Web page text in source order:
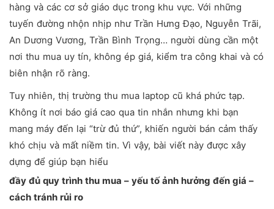
hàng và các cơ sở giáo dục trong khu vực. Với những
tuyến đường nhộn nhịp như Trần Hưng Đạo, Nguyễn Trãi,
An Dương Vương, Trần Bình Trọng… người dùng cần một
nơi thu mua uy tín, không ép giá, kiểm tra công khai và có
biên nhận rõ ràng.
Tuy nhiên, thị trường thu mua laptop cũ khá phức tạp.
Không ít nơi báo giá cao qua tin nhắn nhưng khi bạn
mang máy đến lại “trừ đủ thứ”, khiến người bán cảm thấy
khó chịu và mất niềm tin. Vì vậy, bài viết này được xây
dựng để giúp bạn hiểu
đầy đủ quy trình thu mua – yếu tố ảnh hưởng đến giá –
cách tránh rủi ro